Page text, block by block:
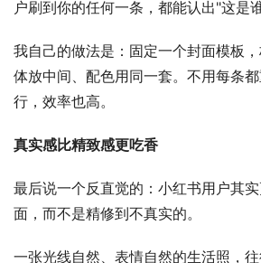
户刷到你的任何一条，都能认出"这是
我自己的做法是：固定一个封面模板
体放中间、配色用同一套。不用每条
行，效率也高。
真实感比精致感更吃香
最后说一个反直觉的：小红书用户其
面，而不是精修到不真实的。
一张光线自然、表情自然的生活照，